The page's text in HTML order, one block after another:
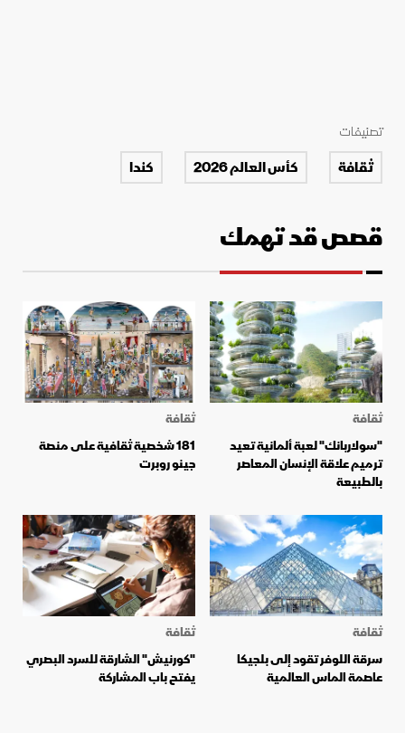
تصنيفات
ثقافة كأس العالم 2026 كندا
قصص قد تهمك
ثقافة
"سولاربانك" لعبة ألمانية تعيد
ترميم علاقة الإنسان المعاصر
بالطبيعة
ثقافة
181 شخصية ثقافية على منصة
جينو روبرت
ثقافة
سرقة اللوفر تقود إلى بلجيكا
عاصمة الماس العالمية
ثقافة
"كورنيش" الشارقة للسرد البصري
يفتح باب المشاركة